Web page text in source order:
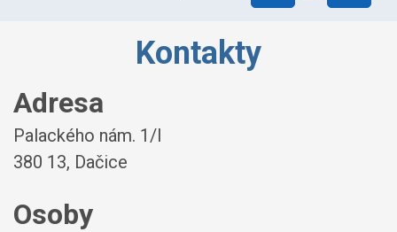
Kontakty
Adresa
Palackého nám. 1/I
380 13, Dačice
Osoby